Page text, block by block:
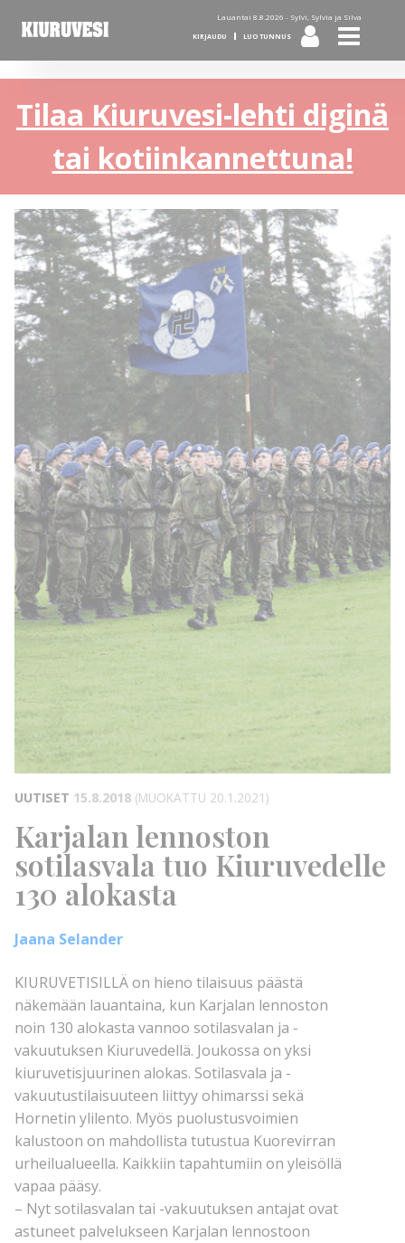
Lauantai 8.8.2026 - Sylvi, Sylvia ja Silva
KIRJAUDU LUO TUNNUS
Tilaa Kiuruvesi-lehti diginä
tai kotiinkannettuna!
UUTISET 15.8.2018 (MUOKATTU 20.1.2021)
Karjalan lennoston
sotilasvala tuo Kiuruvedelle
130 alokasta
Jaana Selander
KIURUVETISILLÄ on hieno tilaisuus päästä
näkemään lauantaina, kun Karjalan lennoston
noin 130 alokasta vannoo sotilasvalan ja -
vakuutuksen Kiuruvedellä. Joukossa on yksi
kiuruvetisjuurinen alokas. Sotilasvala ja -
vakuutustilaisuuteen liittyy ohimarssi sekä
Hornetin ylilento. Myös puolustusvoimien
kalustoon on mahdollista tutustua Kuorevirran
urheilualueella. Kaikkiin tapahtumiin on yleisöllä
vapaa pääsy.
– Nyt sotilasvalan tai -vakuutuksen antajat ovat
astuneet palvelukseen Karjalan lennostoon